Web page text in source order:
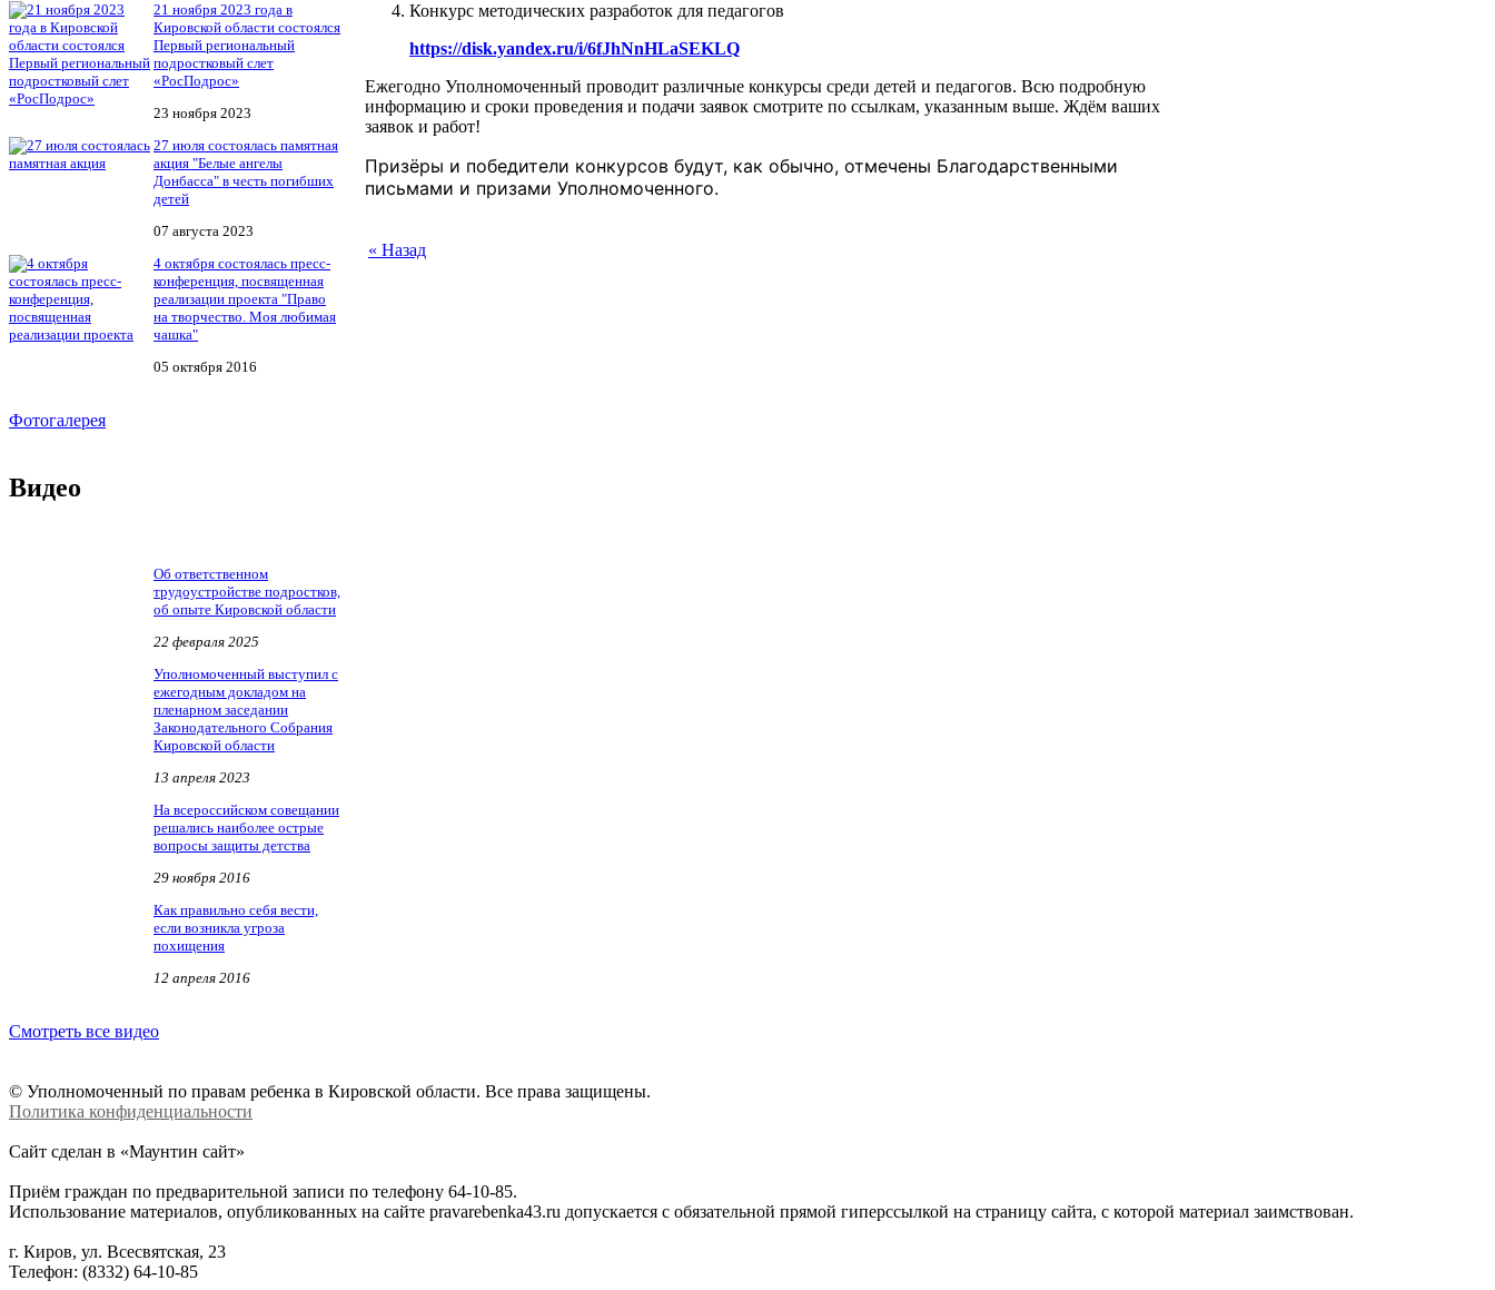
21 ноября 2023 года в
Кировской области состоялся
Первый региональный
подростковый слет
«РосПодрос»
23 ноября 2023
27 июля состоялась памятная
акция "Белые ангелы
Донбасса" в честь погибших
детей
07 августа 2023
4 октября состоялась пресс-
конференция, посвященная
реализации проекта "Право
на творчество. Моя любимая
чашка"
05 октября 2016
Фотогалерея
Видео
Об ответственном
трудоустройстве подростков,
об опыте Кировской области
22 февраля 2025
Уполномоченный выступил с
ежегодным докладом на
пленарном заседании
Законодательного Собрания
Кировской области
13 апреля 2023
На всероссийском совещании
решались наиболее острые
вопросы защиты детства
29 ноября 2016
Как правильно себя вести,
если возникла угроза
похищения
12 апреля 2016
Смотреть все видео
Конкурс методических разработок для педагогов
https://disk.yandex.ru/i/6fJhNnHLaSEKLQ
Ежегодно Уполномоченный проводит различные конкурсы среди детей и педагогов. Всю подробную
информацию и сроки проведения и подачи заявок смотрите по ссылкам, указанным выше. Ждём ваших
заявок и работ!
Призёры и победители конкурсов будут, как обычно, отмечены Благодарственными
письмами и призами Уполномоченного.
« Назад
© Уполномоченный по правам ребенка в Кировской области. Все права защищены.
Политика конфиденциальности
Сайт сделан в «Маунтин сайт»
Приём граждан по предварительной записи по телефону 64-10-85.
Использование материалов, опубликованных на сайте pravarebenka43.ru допускается с обязательной прямой гиперссылкой на страницу сайта, с которой материал заимствован.
г. Киров, ул. Всесвятская, 23
Телефон: (8332) 64-10-85